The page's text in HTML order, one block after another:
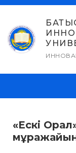
Skip
content
«Ескі